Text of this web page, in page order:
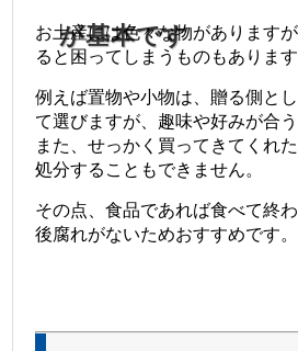
が基本です
お土産には色々な物があります
ると困ってしまうものもあります
例えば置物や小物は、贈る側と
て選びますが、趣味や好みが合
また、せっかく買ってきてくれ
処分することもできません。
その点、食品であれば食べて終
後腐れがないためおすすめです。